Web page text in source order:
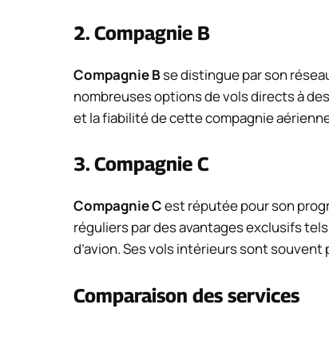
2. Compagnie B
Compagnie Bse distingue par son
nombreuses options de vols directs à
et la fiabilité de cette compagnie
3. Compagnie C
Compagnie Cest réputée pour son
réguliers par des avantages exclusifs
d’avion. Ses vols intérieurs sont
Comparaison des services